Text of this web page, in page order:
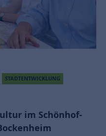
STADTENTWICKLUNG
im Schönhof-